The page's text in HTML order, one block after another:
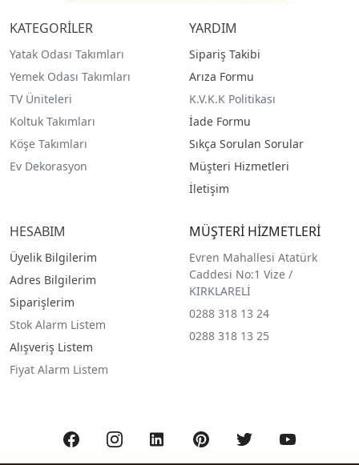
KATEGORİLER
Yatak Odası Takımları
Yemek Odası Takımları
TV Üniteleri
Koltuk Takımları
Köşe Takımları
Ev Dekorasyon
YARDIM
Sipariş Takibi
Arıza Formu
K.V.K.K Politikası
İade Formu
Sıkça Sorulan Sorular
Müşteri Hizmetleri
İletişim
HESABIM
Üyelik Bilgilerim
Adres Bilgilerim
Siparişlerim
Stok Alarm Listem
Alışveriş Listem
Fiyat Alarm Listem
MÜŞTERİ HİZMETLERİ
Evren Mahallesi Atatürk
Caddesi No:1 Vize /
KIRKLARELİ
0288 318 13 24
0288 318 13 25